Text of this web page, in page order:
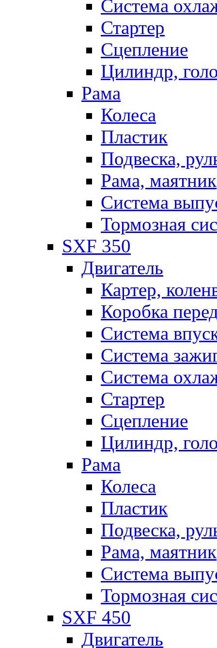
Система
Стартер
Сцепление
Цилиндр,
Рама
Колеса
Пластик
Подвеска,
Рама, маятник
Система
Тормозная
SXF 350
Двигатель
Картер,
Коробка
Система
Система
Система
Стартер
Сцепление
Цилиндр,
Рама
Колеса
Пластик
Подвеска,
Рама, маятник
Система
Тормозная
SXF 450
Двигатель